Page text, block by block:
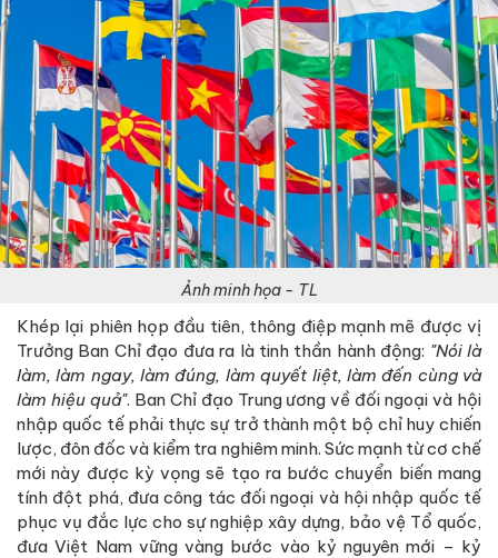
Ảnh minh họa - TL
Khép lại phiên họp đầu tiên, thông điệp mạnh mẽ được vị
Trưởng Ban Chỉ đạo đưa ra là tinh thần hành động: "Nói là
làm, làm ngay, làm đúng, làm quyết liệt, làm đến cùng và
làm hiệu quả". Ban Chỉ đạo Trung ương về đối ngoại và hội
nhập quốc tế phải thực sự trở thành một bộ chỉ huy chiến
lược, đôn đốc và kiểm tra nghiêm minh. Sức mạnh từ cơ chế
mới này được kỳ vọng sẽ tạo ra bước chuyển biến mang
tính đột phá, đưa công tác đối ngoại và hội nhập quốc tế
phục vụ đắc lực cho sự nghiệp xây dựng, bảo vệ Tổ quốc,
đưa Việt Nam vững vàng bước vào kỷ nguyên mới – kỷ